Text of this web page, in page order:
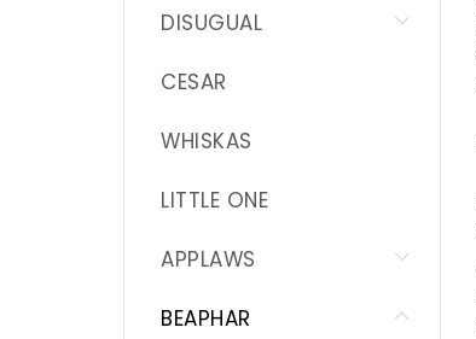
DISUGUAL
CESAR
WHISKAS
LITTLE ONE
APPLAWS
BEAPHAR